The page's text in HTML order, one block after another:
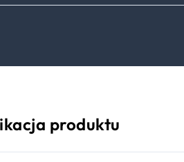
produktu